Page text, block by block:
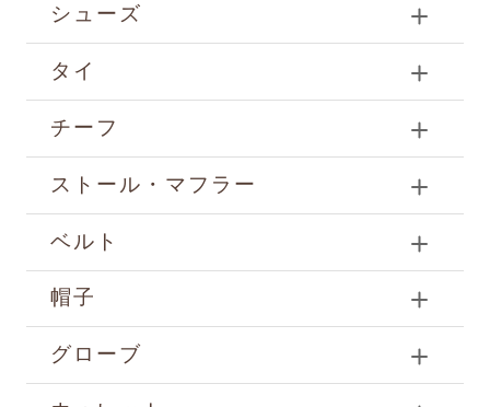
シューズ
タイ
チーフ
ストール・マフラー
ベルト
帽子
グローブ